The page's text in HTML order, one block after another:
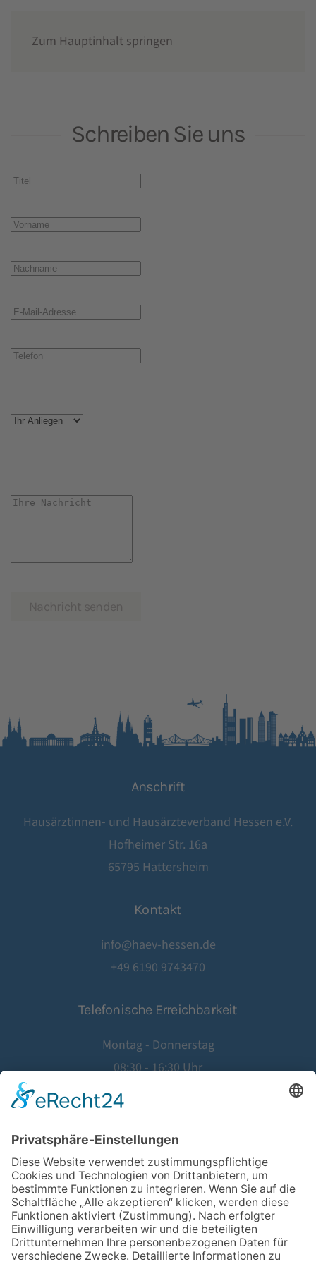
Zum Hauptinhalt springen
Schreiben Sie uns
Nachricht senden
Anschrift
Hausärztinnen- und Hausärzteverband Hessen e.V.
Hofheimer Str. 16a
65795 Hattersheim
Kontakt
info@haev-hessen.de
+49 6190 9743470
Telefonische Erreichbarkeit
Montag - Donnerstag
08:30 - 16:30 Uhr
08:30 - 14:00 Uhr
©2026Hausärztinnen- und Hausärzteverband Hessen e.V.
Website byAgentur Geiger